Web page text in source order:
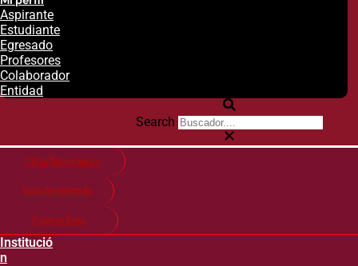
Aspirante
Estudiante
Egresado
Profesores
Colaborador
Entidad
Search
Citas financieras
Guía de matricula
Pago en línea
Institució
n